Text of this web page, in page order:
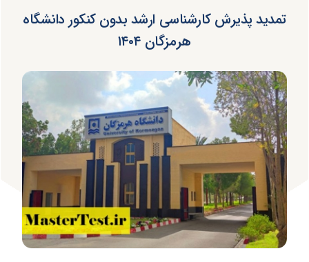
تمدید پذیرش کارشناسی ارشد بدون کنکور دانشگاه
هرمزگان ۱۴۰۴